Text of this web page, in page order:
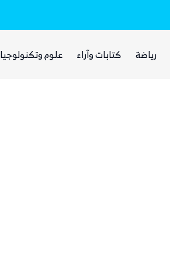
رياضة كتابات وآراء علوم وتكنولوجيا